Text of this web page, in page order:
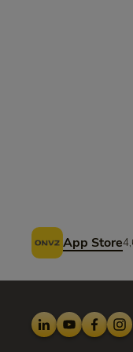
Voettekst
App Store
LinkedIn
YoutubeFacebook